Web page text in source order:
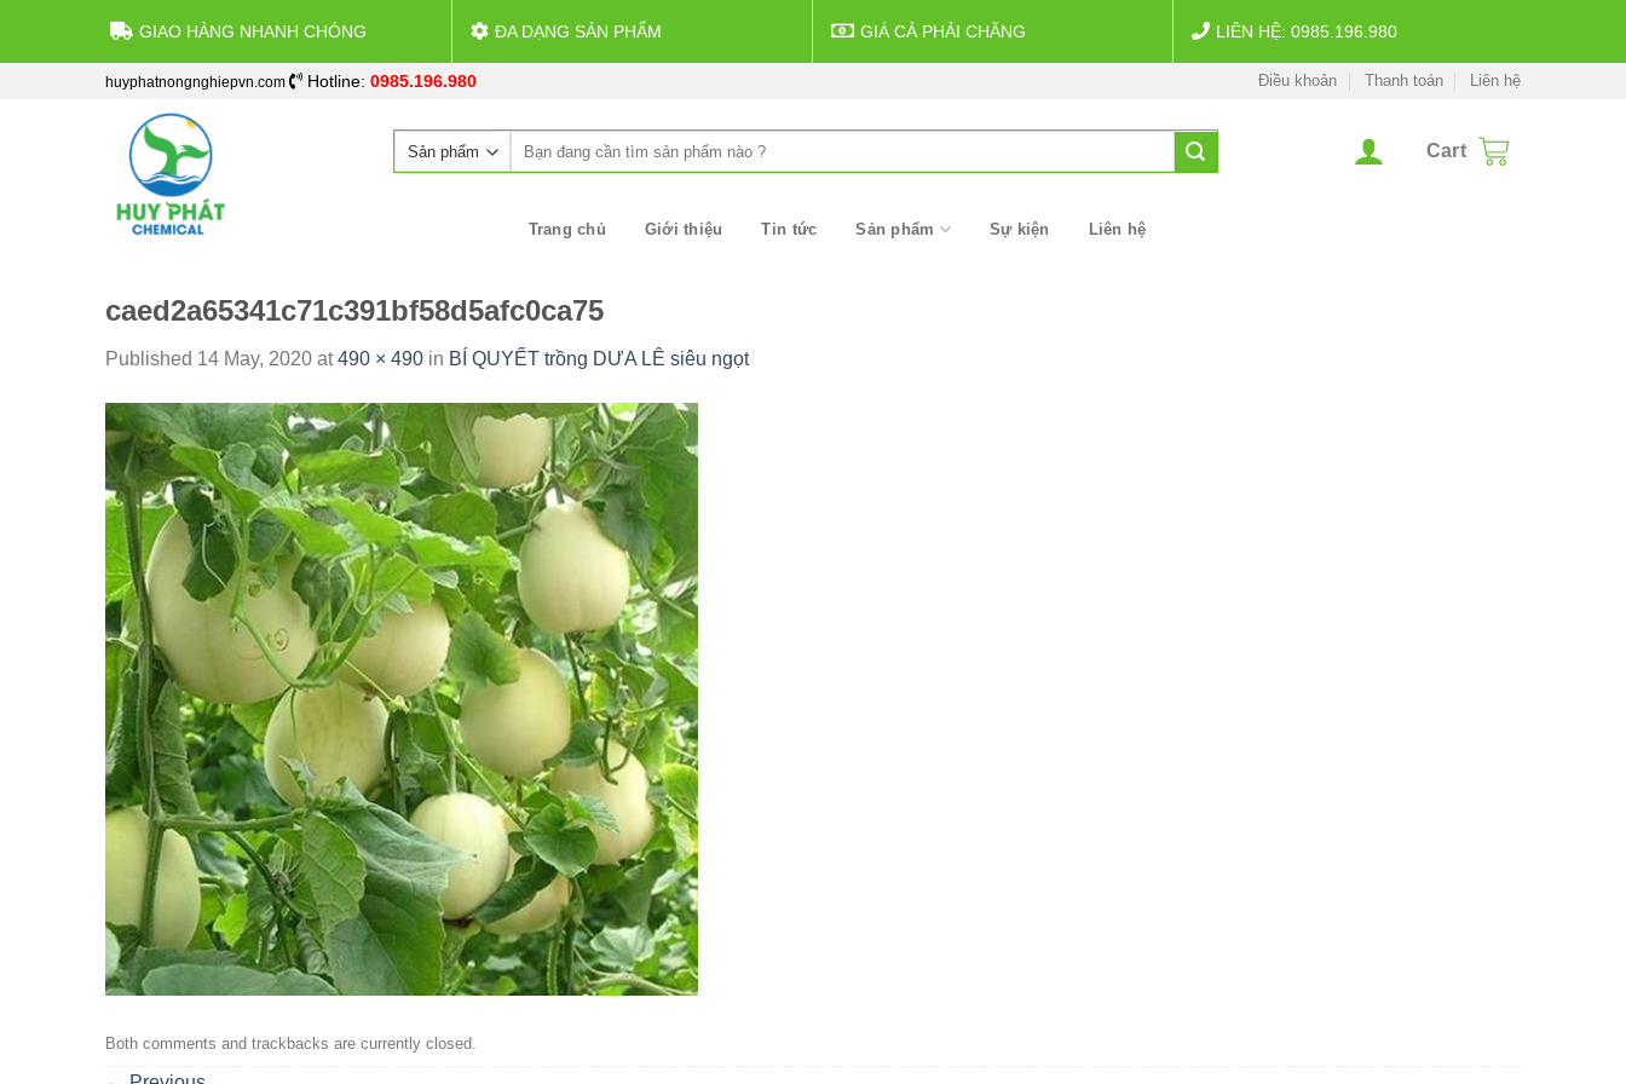
GIAO HÀNG NHANH CHÓNG ĐA DẠNG SẢN PHẨM GIÁ CẢ PHẢI CHĂNG LIÊN HỆ: 0985.196.980
huyphatnongnghiepvn.com Hotline: 0985.196.980 Điều khoản Thanh toán Liên hệ
Cart
Trang chủ Giới thiệu Tin tức Sản phẩm Sự kiện Liên hệ
caed2a65341c71c391bf58d5afc0ca75
Published 14 May, 2020 at490 × 490 in BÍ QUYẾT trồng DƯA LÊ siêu ngọt
Both comments and trackbacks are currently closed.